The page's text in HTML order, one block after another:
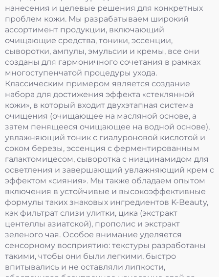
нанесения и целевые решения для конкретных
проблем кожи. Мы разрабатываем широкий
ассортимент продукции, включающий
очищающие средства, тоники, эссенции,
сыворотки, ампулы, эмульсии и кремы, все они
созданы для гармоничного сочетания в рамках
многоступенчатой процедуры ухода.
Классическим примером является создание
набора для достижения эффекта «стеклянной
кожи», в который входит двухэтапная система
очищения (очищающее на масляной основе, а
затем пенящееся очищающее на водной основе),
увлажняющий тоник с гиалуроновой кислотой и
соком березы, эссенция с ферментированным
галактомицесом, сыворотка с ниацинамидом для
осветления и завершающий увлажняющий крем с
эффектом «сияния». Мы также обладаем опытом
включения в устойчивые и высокоэффективные
формулы таких знаковых ингредиентов K-Beauty,
как фильтрат слизи улитки, цика (экстракт
центеллы азиатской), прополис и экстракт
зеленого чая. Особое внимание уделяется
сенсорному восприятию: текстуры разработаны
такими, чтобы они были легкими, быстро
впитывались и не оставляли липкости,